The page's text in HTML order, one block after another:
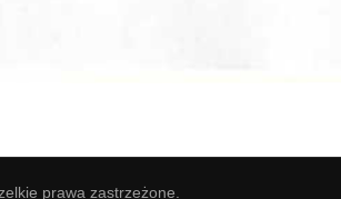
prawa zastrzeżone.